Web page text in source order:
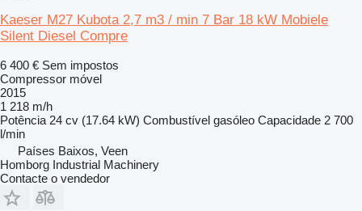
Kaeser M27 Kubota 2,7 m3 / min 7 Bar 18 kW Mobiele
Silent Diesel Compre
6 400 € Sem impostos
Compressor móvel
2015
1 218 m/h
Potência 24 cv (17.64 kW) Combustível gasóleo Capacidade 2 700
l/min
Países Baixos, Veen
Homborg Industrial Machinery
Contacte o vendedor